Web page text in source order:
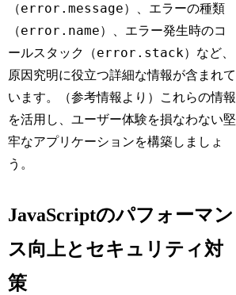
（error.message）、エラーの種類
（error.name）、エラー発生時のコ
ールスタック（error.stack）など、
原因究明に役立つ詳細な情報が含まれて
います。（参考情報より）これらの情報
を活用し、ユーザー体験を損なわない堅
牢なアプリケーションを構築しましょ
う。
JavaScriptのパフォーマン
ス向上とセキュリティ対
策